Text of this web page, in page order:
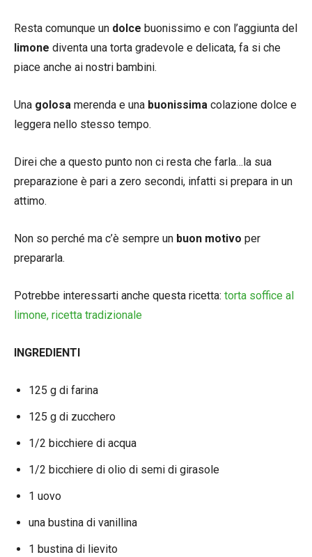
Resta comunque un dolce buonissimo e con l’aggiunta del
limone diventa una torta gradevole e delicata, fa si che
piace anche ai nostri bambini.
Una golosa merenda e una buonissima colazione dolce e
leggera nello stesso tempo.
Direi che a questo punto non ci resta che farla…la sua
preparazione è pari a zero secondi, infatti si prepara in un
attimo.
Non so perché ma c’è sempre un buon motivo per
prepararla.
Potrebbe interessarti anche questa ricetta: torta soffice al
limone, ricetta tradizionale
INGREDIENTI
125 g di farina
125 g di zucchero
1/2 bicchiere di acqua
1/2 bicchiere di olio di semi di girasole
1 uovo
una bustina di vanillina
1 bustina di lievito